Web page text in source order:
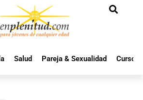
Salud Pareja & Sexualidad Cursos